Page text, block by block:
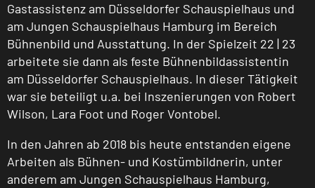
Gastassistenz am Düsseldorfer Schauspielhaus und
am Jungen Schauspielhaus Hamburg im Bereich
Bühnenbild und Ausstattung. In der Spielzeit 22 | 23
arbeitete sie dann als feste Bühnenbildassistentin
am Düsseldorfer Schauspielhaus. In dieser Tätigkeit
war sie beteiligt u.a. bei Inszenierungen von Robert
Wilson, Lara Foot und Roger Vontobel.
In den Jahren ab 2018 bis heute entstanden eigene
Arbeiten als Bühnen- und Kostümbildnerin, unter
anderem am Jungen Schauspielhaus Hamburg,